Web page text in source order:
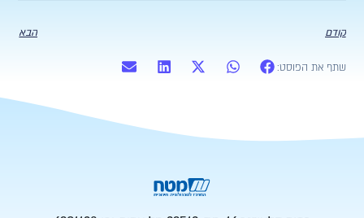
קודם הבא
שתף את הפוסט: